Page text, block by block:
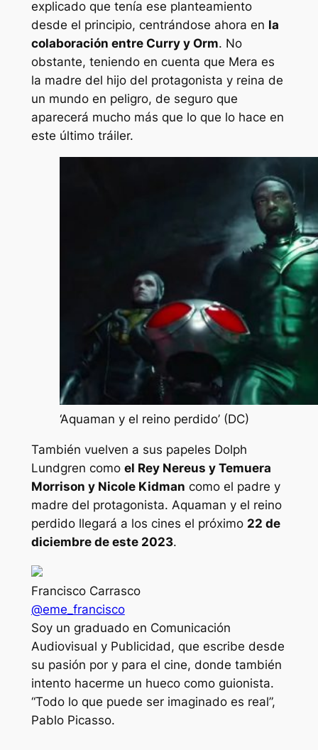
explicado que tenía ese planteamiento
desde el principio, centrándose ahora en la
colaboración entre Curry y Orm. No
obstante, teniendo en cuenta que Mera es
la madre del hijo del protagonista y reina de
un mundo en peligro, de seguro que
aparecerá mucho más que lo que lo hace en
este último tráiler.
‘Aquaman y el reino perdido’ (DC)
También vuelven a sus papeles Dolph
Lundgren como el Rey Nereus y Temuera
Morrison y Nicole Kidman como el padre y
madre del protagonista. Aquaman y el reino
perdido llegará a los cines el próximo 22 de
diciembre de este 2023.
Francisco Carrasco
@eme_francisco
Soy un graduado en Comunicación
Audiovisual y Publicidad, que escribe desde
su pasión por y para el cine, donde también
intento hacerme un hueco como guionista.
“Todo lo que puede ser imaginado es real”,
Pablo Picasso.